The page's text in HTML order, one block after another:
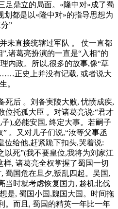
足鼎立的局面。«隆中对»成了蜀
划都是以«隆中对»的指导思想为
”
未直接统辖过军队 。 仗一直都
诸葛亮扮演的一直是“入相”的
内政。所以,很多的故事,像“草
正史上并没有记载, 或者说大
。
死后 。刘备実陵大败, 忧愤成疾,
位托孤大臣 。对诸葛亮说:“君才
),必能安国, 终定大事。若嗣子
。又对儿子们说,“汝等父事丞
位给他,赶紧跪下扣头,哭着说:
以死”(我不要皇位,我将为刘家江
样, 诸葛亮全权掌握了蜀国一切
蜀国危在旦夕,叛乱四起。吴国,
当时就考虑恢复国力, 趁机北伐
是, 蜀国小国,魏国大国。时间拖
。而且, 蜀国的精英一年比一年